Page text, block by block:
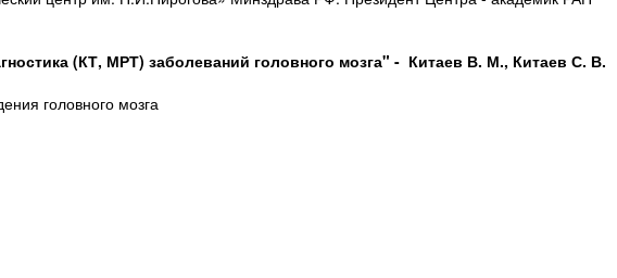
(КТ, МРТ) заболеваний головного мозга" - Китаев В. М., Китаев С. В.
головного мозга